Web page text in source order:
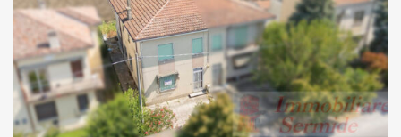
Tipo contratto:
Metratura Commerciale: